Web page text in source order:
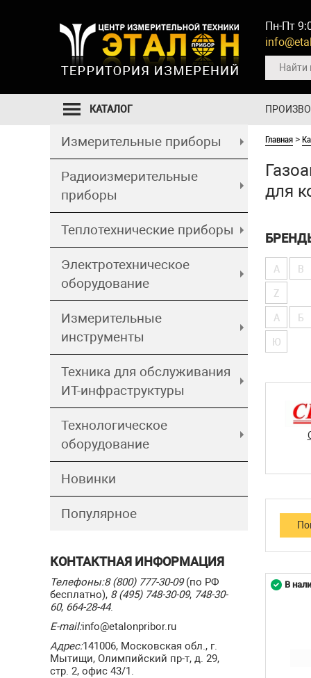
Пн-Пт
КАТАЛОГ
Измерительные приборы
Радиоизмерительные
приборы
Теплотехнические приборы
Электротехническое
оборудование
Измерительные
инструменты
Техника для обслуживания
ИТ-инфраструктуры
Технологическое
оборудование
Новинки
Популярное
КОНТАКТНАЯ ИНФОРМАЦИЯ
Телефоны:8 (800) 777-30-09(по РФ
бесплатно), 8 (495) 748-30-09, 748-30-
60, 664-28-44.
E-mail:info@etalonpribor.ru
Адрес:141006, Московская обл., г.
Мытищи, Олимпийский пр-т, д. 29,
стр. 2, офис 43/1.
Главная >
для
A B
Z
А Б
Ю
В